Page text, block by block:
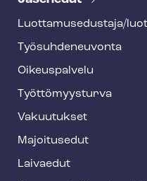
f
o
o
t
e
Luot­ta­muse­dus­ta­ja/
Työ­suh­de­neu­von­ta
Oikeuspalvelu
Työt­tö­myys­tur­va
Vakuutukset
Majoitusedut
Laivaedut